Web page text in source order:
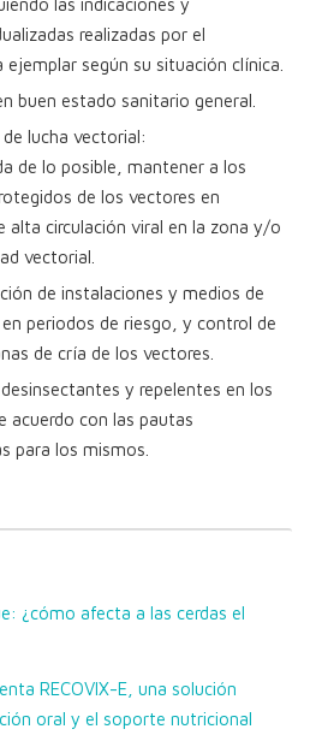
las indicaciones y
realizadas por el
según su situación clínica.
buen estado sanitario general.
lucha vectorial:
de lo posible, mantener a los
de los vectores en
alta circulación viral en la zona y/o
vectorial.
de instalaciones y medios de
periodos de riesgo, y control de
de cría de los vectores.
y repelentes en los
acuerdo con las pautas
para los mismos.
¿cómo afecta a las cerdas el
RECOVIX-E, una solución
oral y el soporte nutricional